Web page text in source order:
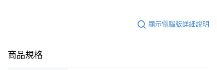
顯示電腦版詳細說明
商品規格